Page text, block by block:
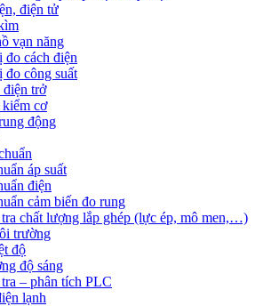
điện tử
vạn năng
đo cách điện
đo công suất
điện trở
cơ
động
áp suất
điện
cảm biến đo rung
chất lượng lắp ghép (lực ép, mô men,…)
trường
độ
độ sáng
– phân tích PLC
lạnh